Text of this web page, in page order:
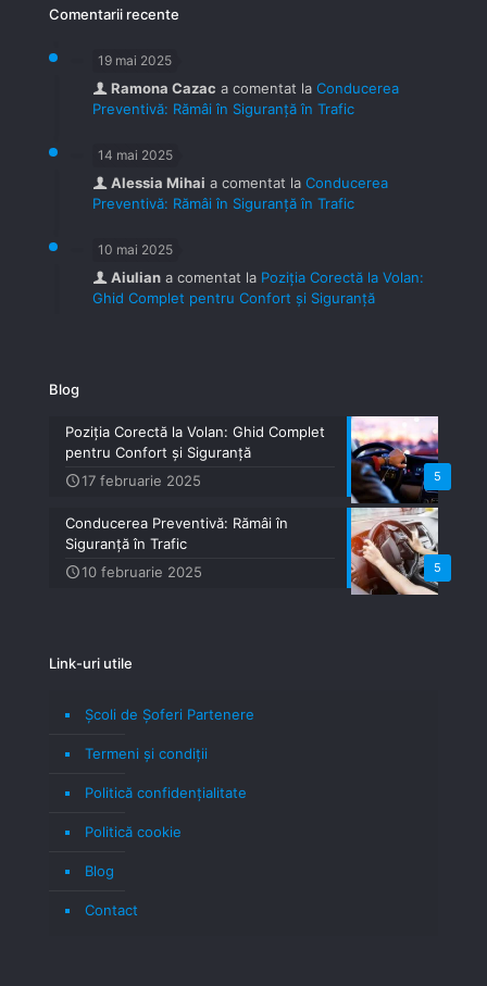
Comentarii recente
19 mai 2025
Ramona Cazac a comentat la Conducerea
Preventivă: Rămâi în Siguranță în Trafic
14 mai 2025
Alessia Mihai a comentat la Conducerea
Preventivă: Rămâi în Siguranță în Trafic
10 mai 2025
Aiulian a comentat la Poziția Corectă la Volan:
Ghid Complet pentru Confort și Siguranță
Blog
5
Poziția Corectă la Volan: Ghid Complet
pentru Confort și Siguranță
17 februarie 2025
5
Conducerea Preventivă: Rămâi în
Siguranță în Trafic
10 februarie 2025
Link-uri utile
Școli de Șoferi Partenere
Termeni şi condiţii
Politică confidenţialitate
Politică cookie
Blog
Contact